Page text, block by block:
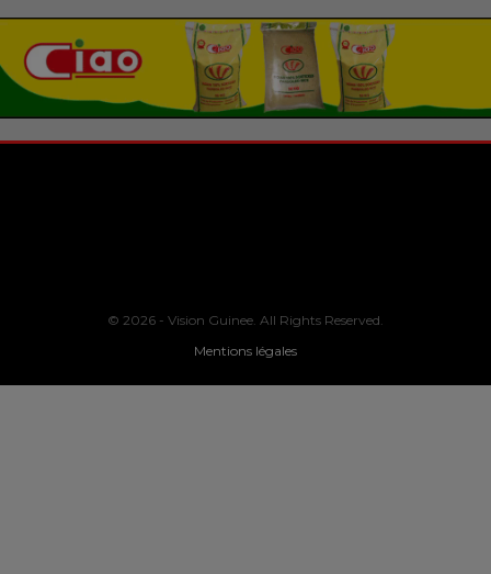
© 2026 - Vision Guinee. All Rights Reserved.
Mentions légales